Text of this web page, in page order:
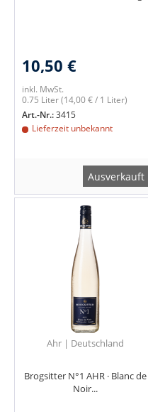
10,50 €
inkl. MwSt.
0.75 Liter(14,00 € / 1 Liter)
Art.-Nr.:3415
Lieferzeit unbekannt
Ausverkauft
Ahr | Deutschland
Brogsitter N°1 AHR · Blanc de
Noir...